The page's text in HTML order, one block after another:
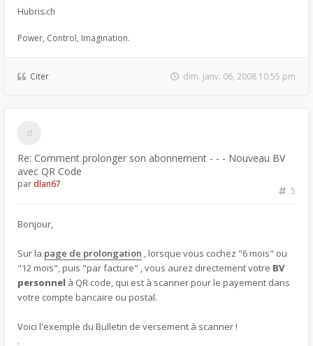
Hubris.ch
Power, Control, Imagination.
Citer dim. janv. 06, 2008 10:55 pm
Re: Comment prolonger son abonnement - - - Nouveau BV
avec QR Code
5
par dlan67
Bonjour,
Sur la page de prolongation , lorsque vous cochez "6 mois" ou
"12 mois", puis "par facture" , vous aurez directement votre BV
personnel à QR code, qui est à scanner pour le payement dans
votre compte bancaire ou postal.
Voici l'exemple du Bulletin de versement à scanner !
.